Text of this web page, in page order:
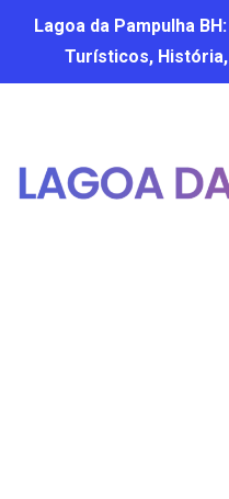
Lagoa da Pampulha
Turísticos,